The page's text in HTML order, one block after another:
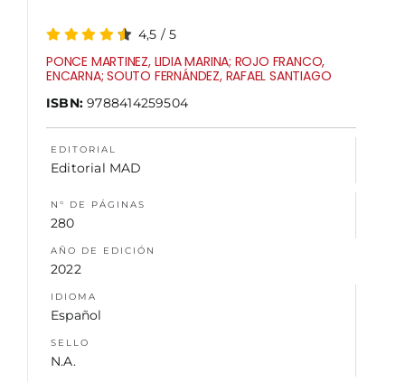
4,5 /5
PONCE MARTINEZ, LIDIA MARINA; ROJO FRANCO,
ENCARNA; SOUTO FERNÁNDEZ, RAFAEL SANTIAGO
ISBN:9788414259504
EDITORIAL
Editorial MAD
N° DE PÁGINAS
280
AÑO DE EDICIÓN
2022
IDIOMA
Español
SELLO
N.A.